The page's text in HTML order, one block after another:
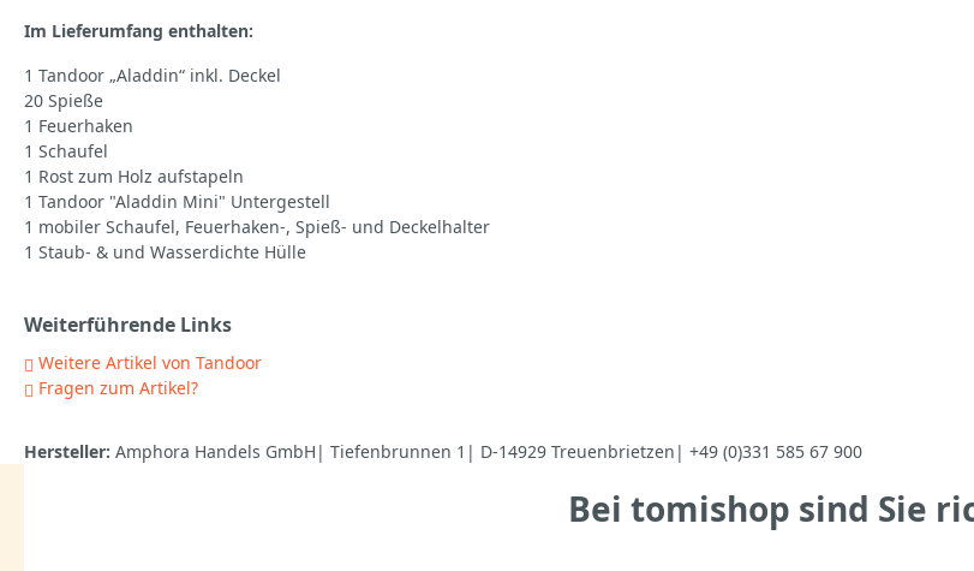
Im Lieferumfang enthalten:
1 Tandoor „Aladdin“ inkl. Deckel
20 Spieße
1 Feuerhaken
1 Schaufel
1 Rost zum Holz aufstapeln
1 Tandoor "Aladdin Mini" Untergestell
1 mobiler Schaufel, Feuerhaken-, Spieß- und Deckelhalter
1 Staub- & und Wasserdichte Hülle
Weiterführende Links
Weitere Artikel von Tandoor
Fragen zum Artikel?
Hersteller: Amphora Handels GmbH| Tiefenbrunnen 1| D-14929 Treuenbrietzen| +49 (0)331 585 67 900
Bei tomishop sind Sie